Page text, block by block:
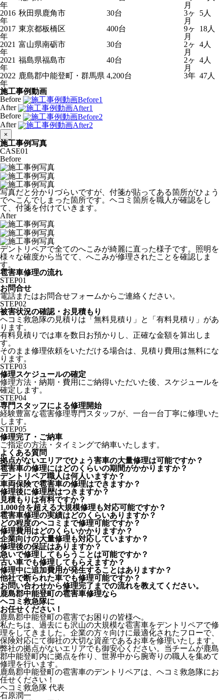
年
月
2016
年
秋田県鹿角市 30台
3ヶ
月
5人
2017
年
東京都板橋区 400台
9ヶ
月
18人
2021
年
富山県南砺市 30台
2ヶ
月
4人
2021
年
福島県福島市 40台
2ヶ
月
4人
2022
年
鹿島郡中能登町・群馬県 4,200台 3年 47人
施工事例動画
Before
After
Before
After
×
施工事例写真
CASE01
Before
写真だと分かりづらいですが、付箋が貼ってある箇所がひょう
でへこんでしまった箇所です。ヘコミ箇所を職人が確認をし
て、付箋を付けていきます。
After
デントリペアで全てのへこみが綺麗に直った様子です。照明を
様々な確度から当てて、へこみが修理されたことを確認しま
す。
雹害車修理の流れ
STEP01
お問合せ
電話またはお問合せフォームからご連絡ください。
STEP02
被害状況の確認・お見積もり
ヘコミ救急隊の見積りは「無料見積り」と「有料見積り」があ
ります。
有料見積りでは車を数日お預かりし、正確な金額を算出しま
す。
そのまま修理依頼をいただける場合は、見積り費用は無料にな
ります。
STEP03
修理スケジュールの確定
修理方法・納期・費用にご納得いただいた後、スケジュールを
確定します。
STEP04
専門スタッフによる修理開始
経験豊富な雹害修理専門スタッフが、一台一台丁寧に修理いた
します。
STEP05
修理完了・ご納車
ご指定の方法・タイミングで納車いたします。
よくある質問
拠点がないエリアでひょう害車の大量修理は可能ですか？
雹害車の修理にはどのくらいの期間がかかりますか？
デントリペア職人は何人いますか？
車両保険で雹害車の修理はできますか？
修理後に修理歴はつきますか？
見積もりは有料ですか？
1,000台を超える大規模修理も対応可能ですか？
雹害車修理の実績はどのくらいありますか？
どの程度のヘコミまで修理可能ですか？
修理費用はどのくらいかかりますか？
企業向けの大量修理も対応していますか？
修理後の保証はありますか？
急いで修理してもらうことは可能ですか？
古い車でも修理してもらえますか？
修理中に追加費用が発生することはありますか？
他社で断られた車でも修理可能ですか？
お問い合わせから修理完了までの流れを教えてください。
鹿島郡中能登町の雹害車修理なら
ヘコミ救急隊に
お任せください！
鹿島郡中能登町の雹害でお困りの皆様へ。
私たちは、過去にも沢山の大規模な雹害車をデントリペアで修
理をしてきました。企業の方々向けに最適化されたフローで、
保険対応にて御社の大切な資産であるお車を修理いたします。
弊社の拠点がないエリアでも御安心ください。当チームが鹿島
郡中能登町内に拠点を作り、世界中から腕寄りの職人を集めて
修理を行います。
鹿島郡中能登町の雹害車のデントリペアは、ヘコミ救急隊にお
任せください！
ヘコミ救急隊 代表
石原潤一